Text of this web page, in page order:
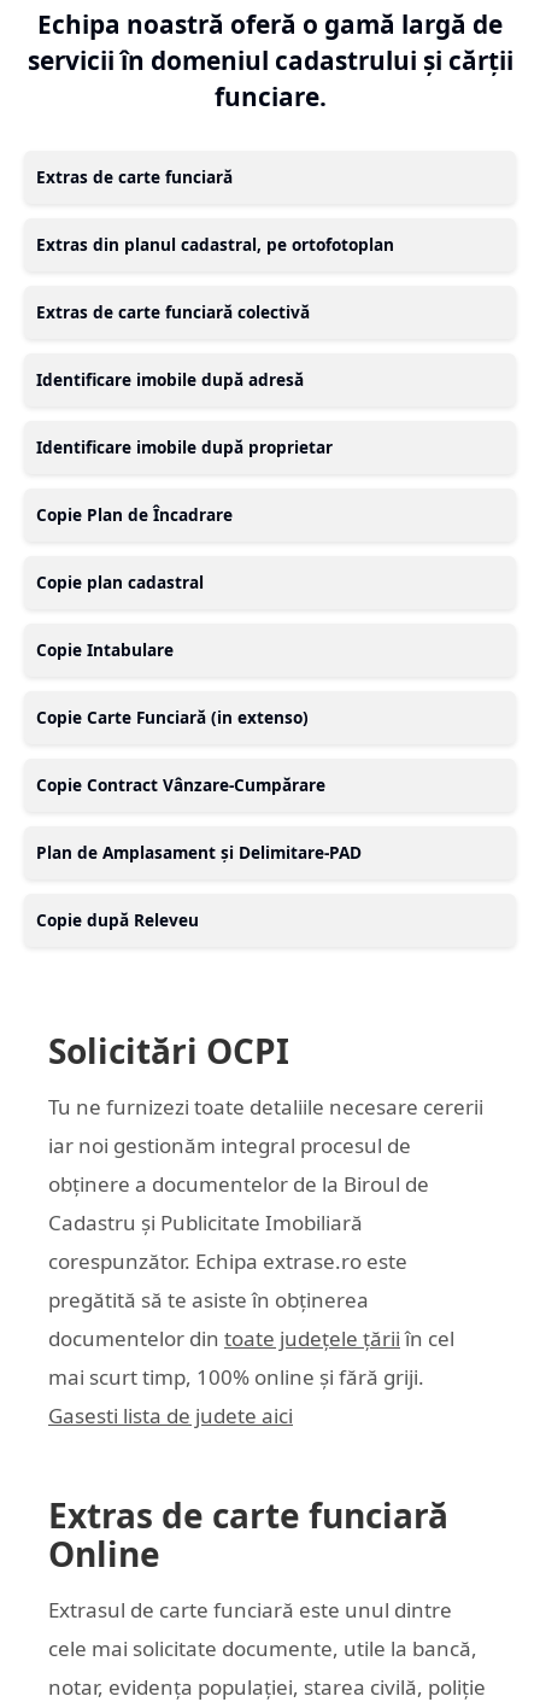
Echipa noastră oferă o gamă largă de
servicii în domeniul cadastrului și cărții
funciare.
Extras de carte funciară
Extras din planul cadastral, pe ortofotoplan
Extras de carte funciară colectivă
Identificare imobile după adresă
Identificare imobile după proprietar
Copie Plan de Încadrare
Copie plan cadastral
Copie Intabulare
Copie Carte Funciară (in extenso)
Copie Contract Vânzare-Cumpărare
Plan de Amplasament și Delimitare-PAD
Copie după Releveu
Solicitări OCPI
Tu ne furnizezi toate detaliile necesare cererii
iar noi gestionăm integral procesul de
obținere a documentelor de la Biroul de
Cadastru și Publicitate Imobiliară
corespunzător. Echipa extrase.ro este
pregătită să te asiste în obținerea
documentelor din toate județele țării în cel
mai scurt timp, 100% online și fără griji.
Gasesti lista de judete aici
Extras de carte funciară
Online
Extrasul de carte funciară este unul dintre
cele mai solicitate documente, utile la bancă,
notar, evidența populației, starea civilă, poliție